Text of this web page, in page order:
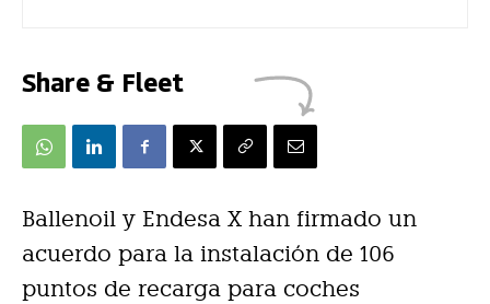
Share & Fleet
Ballenoil y Endesa X han firmado un
acuerdo para la instalación de 106
puntos de recarga para coches